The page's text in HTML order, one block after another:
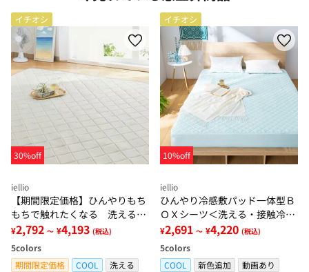
イチオシ
30%off
iellio
【期間限定価格】ひんやりもち
もちで触れたくなる 洗えるラ
グ＜低反発・滑りにくい・接触
冷感・防ダニ・カーペット＞
¥2,792 ～ ¥4,193 (税込)
5colors
期間限定価格
COOL
洗える
イチオシ
10%off
iellio
ひんやり冷感敷パッド一体型Ｂ
ＯＸシーツ＜洗える・接触冷
感・抗菌防臭・時短・家事楽・
ボックスシーツ・寝苦しさ対策
＞
¥2,691 ～ ¥4,220 (税込)
5colors
COOL
新色追加
動画あり